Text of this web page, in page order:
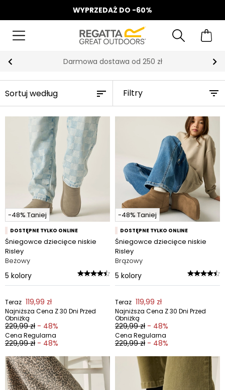
WYPRZEDAŻ DO -60%
Darmowa dostawa od 250 zł
Filtry
-48% Taniej
DOSTĘPNE TYLKO ONLINE
Śniegowce dziecięce niskie
Risley
Beżowy
5 kolory
Teraz 119,99 zł
Najniższa Cena Z 30 Dni Przed
Obniżką
229,99 zł - 48%
Cena Regularna
229,99 zł - 48%
-48% Taniej
DOSTĘPNE TYLKO ONLINE
Śniegowce dziecięce niskie
Risley
Brązowy
5 kolory
Teraz 119,99 zł
Najniższa Cena Z 30 Dni Przed
Obniżką
229,99 zł - 48%
Cena Regularna
229,99 zł - 48%